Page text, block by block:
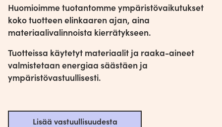
Huomioimme tuotantomme ympäristövaikutukset
koko tuotteen elinkaaren ajan, aina
materiaalivalinnoista kierrätykseen.
Tuotteissa käytetyt materiaalit ja raaka-aineet
valmistetaan energiaa säästäen ja
ympäristövastuullisesti.
Lisää vastuullisuudesta